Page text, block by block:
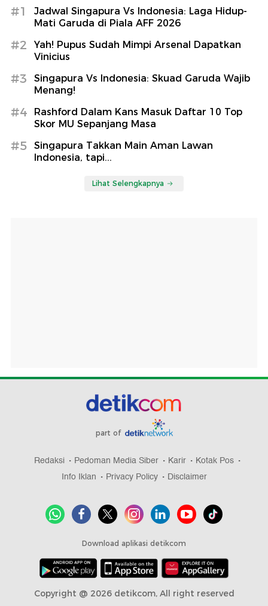
#1
Jadwal Singapura Vs Indonesia: Laga Hidup-
Mati Garuda di Piala AFF 2026
#2
Yah! Pupus Sudah Mimpi Arsenal Dapatkan
Vinicius
#3
Singapura Vs Indonesia: Skuad Garuda Wajib
Menang!
#4
Rashford Dalam Kans Masuk Daftar 10 Top
Skor MU Sepanjang Masa
#5
Singapura Takkan Main Aman Lawan
Indonesia, tapi...
Lihat Selengkapnya
part of
Redaksi Pedoman Media Siber Karir
Kotak Pos
Info Iklan
Privacy Policy Disclaimer
Download aplikasi detikcom
Copyright @ 2026 detikcom, All right reserved